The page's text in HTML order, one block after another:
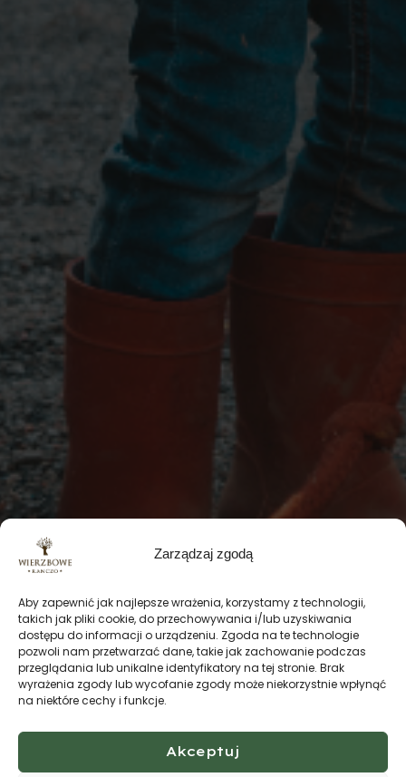
Zarządzaj zgodą
Aby zapewnić jak najlepsze wrażenia, korzystamy z technologii,
takich jak pliki cookie, do przechowywania i/lub uzyskiwania
dostępu do informacji o urządzeniu. Zgoda na te technologie
pozwoli nam przetwarzać dane, takie jak zachowanie podczas
przeglądania lub unikalne identyfikatory na tej stronie. Brak
wyrażenia zgody lub wycofanie zgody może niekorzystnie wpłynąć
na niektóre cechy i funkcje.
Akceptuj